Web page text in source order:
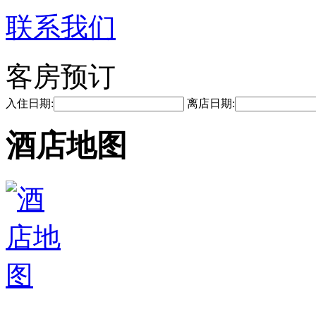
联系我们
客房预订
入住日期: 离店日期:
酒店地图